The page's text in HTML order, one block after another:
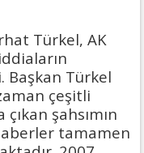
Türkel, AK
Başkan Türkel
çeşitli
şahsımın
tamamen